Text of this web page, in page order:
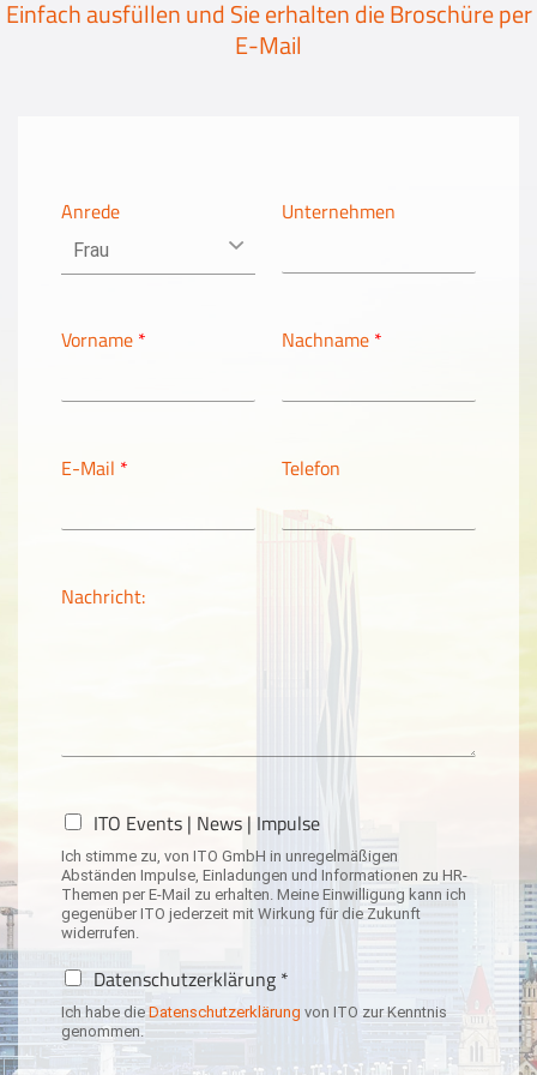
Einfach ausfüllen und Sie erhalten die Broschüre per
E-Mail
Anrede Unternehmen
Vorname * Nachname *
E-Mail * Telefon
Nachricht:
N
e
w
s
l
e
t
t
e
r
-
ITO Events | News | Impulse
Ich stimme zu, von ITO GmbH in unregelmäßigen
Abständen Impulse, Einladungen und Informationen zu HR-
Themen per E-Mail zu erhalten. Meine Einwilligung kann ich
gegenüber ITO jederzeit mit Wirkung für die Zukunft
widerrufen.
D
a
t
e
Datenschutzerklärung *
Ich habe dieDatenschutzerklärung von ITO zur Kenntnis
genommen.